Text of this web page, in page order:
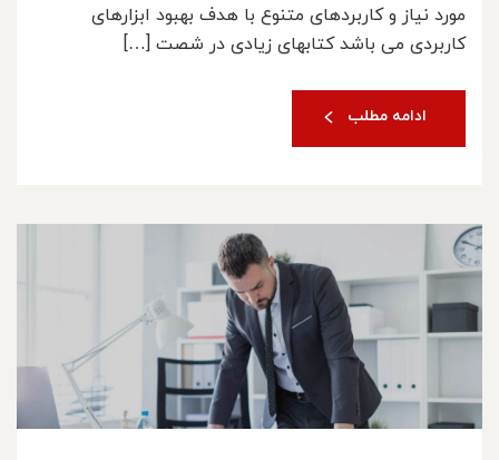
مورد نیاز و کاربردهای متنوع با هدف بهبود ابزارهای
کاربردی می باشد کتابهای زیادی در شصت […]
ادامه مطلب